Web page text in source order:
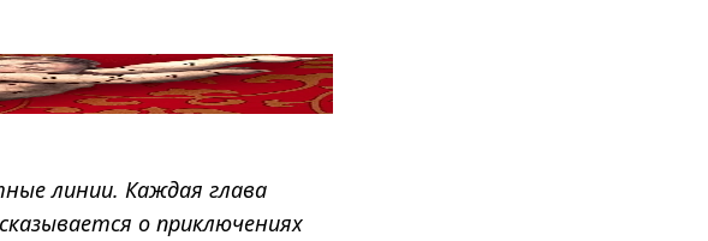
линии. Каждая глава
о приключениях